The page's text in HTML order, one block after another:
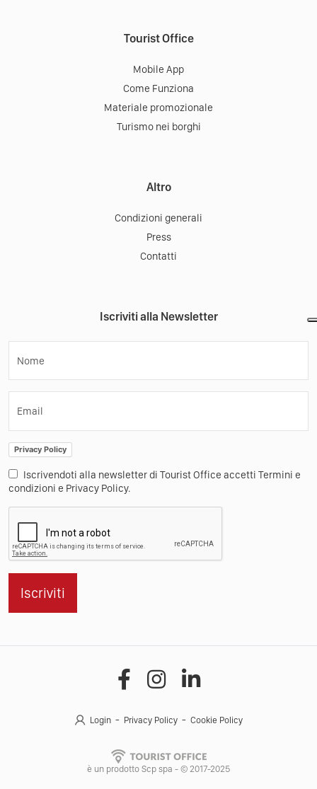
Tourist Office
Mobile App
Come Funziona
Materiale promozionale
Turismo nei borghi
Altro
Condizioni generali
Press
Contatti
Iscriviti alla Newsletter
Nome
Email
Privacy Policy
Iscrivendoti alla newsletter di Tourist Office accetti Termini e
condizioni e Privacy Policy.
Iscriviti
Login Privacy Policy Cookie Policy
è un prodotto Scp spa - © 2017-2025